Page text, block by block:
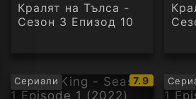
Кралят на Тълса -
Сезон 3 Епизод 10
Сериали
IMDb
рейтинг:
7.9